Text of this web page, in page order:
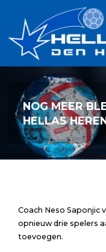
inhoud
NOG MEER
HELLAS
Coach Neso Saponjic
opnieuw drie spelers
toevoegen.